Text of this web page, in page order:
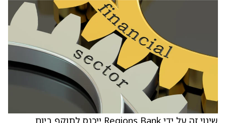
שינוי זה על ידי Regions Bank ייכנס לתוקף ביום